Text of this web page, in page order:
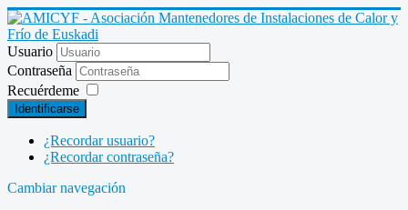
Usuario
Contraseña
Recuérdeme
Identificarse
¿Recordar usuario?
¿Recordar contraseña?
Cambiar navegación